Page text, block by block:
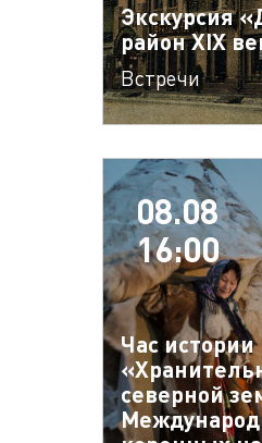
Экскурсия
район XIX
Встречи
08.08
16:00
Час истории
северной